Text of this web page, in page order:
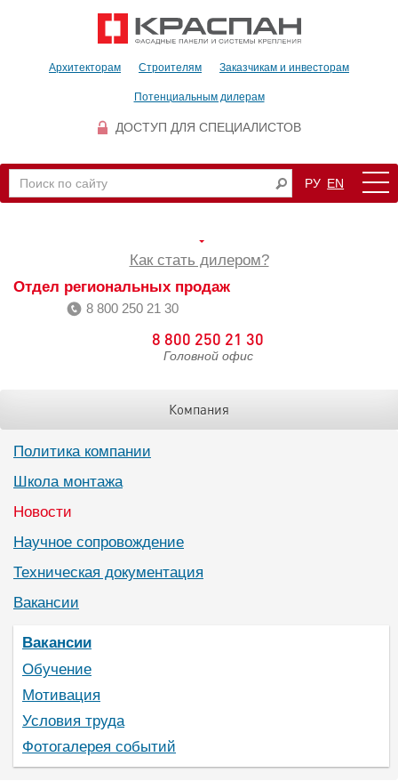
Архитекторам Строителям Заказчикам и инвесторам
Потенциальным дилерам
ДОСТУП ДЛЯ СПЕЦИАЛИСТОВ
РУ EN
Как стать дилером?
Отдел региональных продаж
8 800 250 21 30
8 800 250 21 30
Головной офис
Компания
Политика компании
Школа монтажа
Новости
Научное сопровождение
Техническая документация
Вакансии
Вакансии
Обучение
Мотивация
Условия труда
Фотогалерея событий